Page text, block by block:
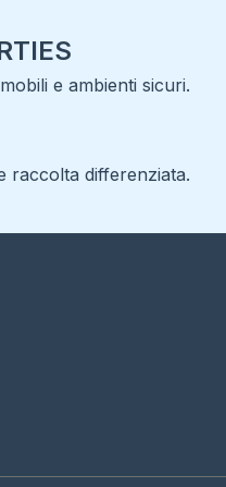
e ambienti sicuri.
raccolta differenziata.